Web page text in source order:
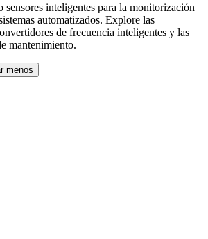
inteligentes para la monitorización
automatizados. Explore las
de frecuencia inteligentes y las
mantenimiento.
menos